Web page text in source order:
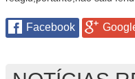
Facebook